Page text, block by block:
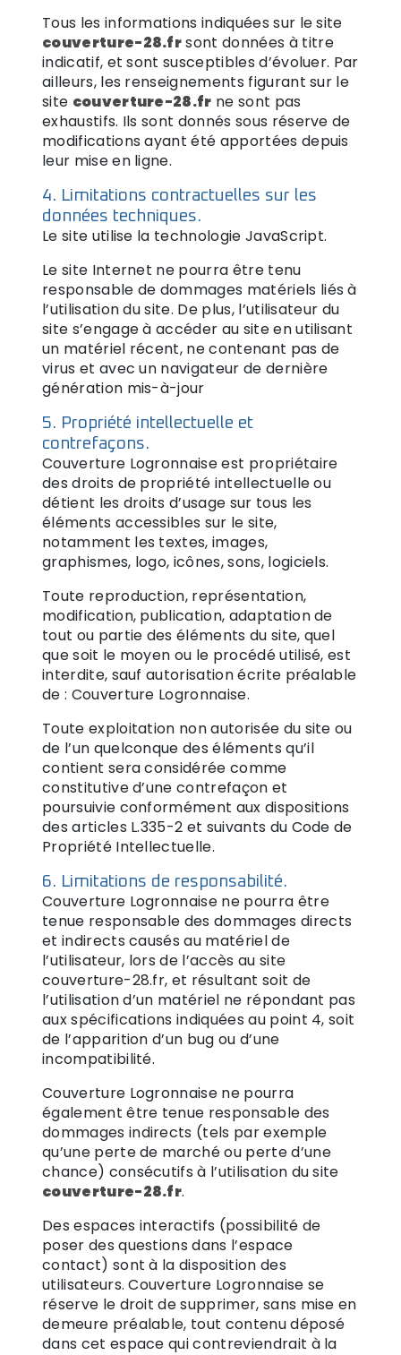
Tous les informations indiquées sur le site
couverture-28.frsont données à titre
indicatif, et sont susceptibles d’évoluer. Par
ailleurs, les renseignements figurant sur le
site couverture-28.fr ne sont pas
exhaustifs. Ils sont donnés sous réserve de
modifications ayant été apportées depuis
leur mise en ligne.
4. Limitations contractuelles sur les
données techniques.
Le site utilise la technologie JavaScript.
Le site Internet ne pourra être tenu
responsable de dommages matériels liés à
l’utilisation du site. De plus, l’utilisateur du
site s’engage à accéder au site en utilisant
un matériel récent, ne contenant pas de
virus et avec un navigateur de dernière
génération mis-à-jour
5. Propriété intellectuelle et
contrefaçons.
Couverture Logronnaise est propriétaire
des droits de propriété intellectuelle ou
détient les droits d’usage sur tous les
éléments accessibles sur le site,
notamment les textes, images,
graphismes, logo, icônes, sons, logiciels.
Toute reproduction, représentation,
modification, publication, adaptation de
tout ou partie des éléments du site, quel
que soit le moyen ou le procédé utilisé, est
interdite, sauf autorisation écrite préalable
de : Couverture Logronnaise.
Toute exploitation non autorisée du site ou
de l’un quelconque des éléments qu’il
contient sera considérée comme
constitutive d’une contrefaçon et
poursuivie conformément aux dispositions
des articles L.335-2 et suivants du Code de
Propriété Intellectuelle.
6. Limitations de responsabilité.
Couverture Logronnaise ne pourra être
tenue responsable des dommages directs
et indirects causés au matériel de
l’utilisateur, lors de l’accès au site
couverture-28.fr, et résultant soit de
l’utilisation d’un matériel ne répondant pas
aux spécifications indiquées au point 4, soit
de l’apparition d’un bug ou d’une
incompatibilité.
Couverture Logronnaise ne pourra
également être tenue responsable des
dommages indirects (tels par exemple
qu’une perte de marché ou perte d’une
chance) consécutifs à l’utilisation du site
couverture-28.fr.
Des espaces interactifs (possibilité de
poser des questions dans l’espace
contact) sont à la disposition des
utilisateurs. Couverture Logronnaise se
réserve le droit de supprimer, sans mise en
demeure préalable, tout contenu déposé
dans cet espace qui contreviendrait à la